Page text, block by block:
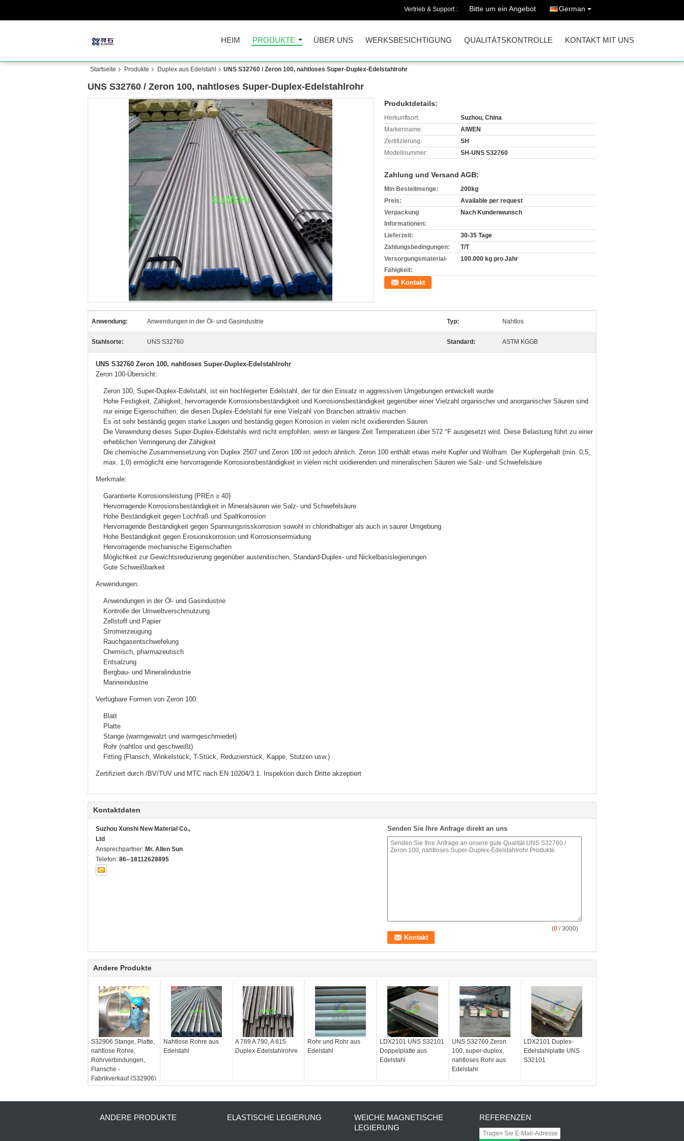
Vertrieb & Support : Bitte um ein Angebot German
HEIM PRODUKTE ÜBER UNS WERKSBESICHTIGUNG QUALITÄTSKONTROLLE KONTAKT MIT UNS
Startseite Produkte Duplex aus Edelstahl UNS S32760 / Zeron 100, nahtloses Super-Duplex-Edelstahlrohr
UNS S32760 / Zeron 100, nahtloses Super-Duplex-Edelstahlrohr
Produktdetails:
Herkunftsort:
Suzhou, China
Markenname:
AIWEN
Zertifizierung:
SH
Modellnummer:
SH-UNS S32760
Zahlung und Versand AGB:
Min Bestellmenge:
200kg
Preis:
Available per request
Verpackung
Informationen:
Nach Kundenwunsch
Lieferzeit:
30-35 Tage
Zahlungsbedingungen:
T/T
Versorgungsmaterial-
Fähigkeit:
100.000 kg pro Jahr
Kontakt
Anwendung: Anwendungen in der Öl- und Gasindustrie Typ: Nahtlos
Stahlsorte: UNS S32760 Standard: ASTM KGGB
UNS S32760 Zeron 100, nahtloses Super-Duplex-Edelstahlrohr
Zeron 100-Übersicht:
Zeron 100, Super-Duplex-Edelstahl, ist ein hochlegierter Edelstahl, der für den Einsatz in aggressiven Umgebungen entwickelt wurde
Hohe Festigkeit, Zähigkeit, hervorragende Korrosionsbeständigkeit und Korrosionsbeständigkeit gegenüber einer Vielzahl organischer und anorganischer Säuren sind
nur einige Eigenschaften, die diesen Duplex-Edelstahl für eine Vielzahl von Branchen attraktiv machen
Es ist sehr beständig gegen starke Laugen und beständig gegen Korrosion in vielen nicht oxidierenden Säuren
Die Verwendung dieses Super-Duplex-Edelstahls wird nicht empfohlen, wenn er längere Zeit Temperaturen über 572 °F ausgesetzt wird. Diese Belastung führt zu einer
erheblichen Verringerung der Zähigkeit
Die chemische Zusammensetzung von Duplex 2507 und Zeron 100 ist jedoch ähnlich. Zeron 100 enthält etwas mehr Kupfer und Wolfram. Der Kupfergehalt (min. 0,5,
max. 1,0) ermöglicht eine hervorragende Korrosionsbeständigkeit in vielen nicht oxidierenden und mineralischen Säuren wie Salz- und Schwefelsäure
Merkmale:
Garantierte Korrosionsleistung (PREn ≥ 40)
Hervorragende Korrosionsbeständigkeit in Mineralsäuren wie Salz- und Schwefelsäure
Hohe Beständigkeit gegen Lochfraß und Spaltkorrosion
Hervorragende Beständigkeit gegen Spannungsrisskorrosion sowohl in chloridhaltiger als auch in saurer Umgebung
Hohe Beständigkeit gegen Erosionskorrosion und Korrosionsermüdung
Hervorragende mechanische Eigenschaften
Möglichkeit zur Gewichtsreduzierung gegenüber austenitischen, Standard-Duplex- und Nickelbasislegierungen
Gute Schweißbarkeit
Anwendungen:
Anwendungen in der Öl- und Gasindustrie
Kontrolle der Umweltverschmutzung
Zellstoff und Papier
Stromerzeugung
Rauchgasentschwefelung
Chemisch, pharmazeutisch
Entsalzung
Bergbau- und Mineralindustrie
Marineindustrie
Verfügbare Formen von Zeron 100:
Blatt
Platte
Stange (warmgewalzt und warmgeschmiedet)
Rohr (nahtlos und geschweißt)
Fitting (Flansch, Winkelstück, T-Stück, Reduzierstück, Kappe, Stutzen usw.)
Zertifiziert durch /BV/TUV und MTC nach EN 10204/3.1. Inspektion durch Dritte akzeptiert
Kontaktdaten
Suzhou Xunshi New Material Co.,
Ltd
Ansprechpartner: Mr. Allen Sun
Telefon: 86--18112628895
Senden Sie Ihre Anfrage direkt an uns
(0 / 3000)
Andere Produkte
S32906 Stange, Platte,
nahtlose Rohre,
Rohrverbindungen,
Flansche -
Fabrikverkauf (S32906)
Nahtlose Rohre aus
Edelstahl
A 789 A 790, A 815
Duplex-Edelstahlrohre
Rohr und Rohr aus
Edelstahl
LDX2101 UNS S32101
Doppelplatte aus
Edelstahl
UNS S32760 Zeron
100, super-duplex,
nahtloses Rohr aus
Edelstahl
LDX2101 Duplex-
Edelstahlplatte UNS
S32101
ANDERE PRODUKTE ELASTISCHE LEGIERUNG
WEICHE MAGNETISCHE
LEGIERUNG
REFERENZEN